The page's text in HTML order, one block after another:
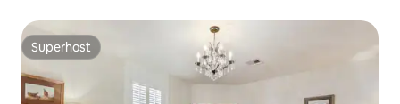
Superhost
Superhost